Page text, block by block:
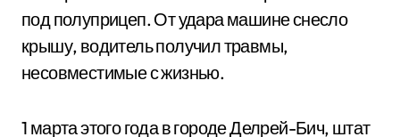
под полуприцеп. От удара машине снесло
крышу, водитель получил травмы,
несовместимые с жизнью.
1 марта этого года в городе Делрей-Бич, штат